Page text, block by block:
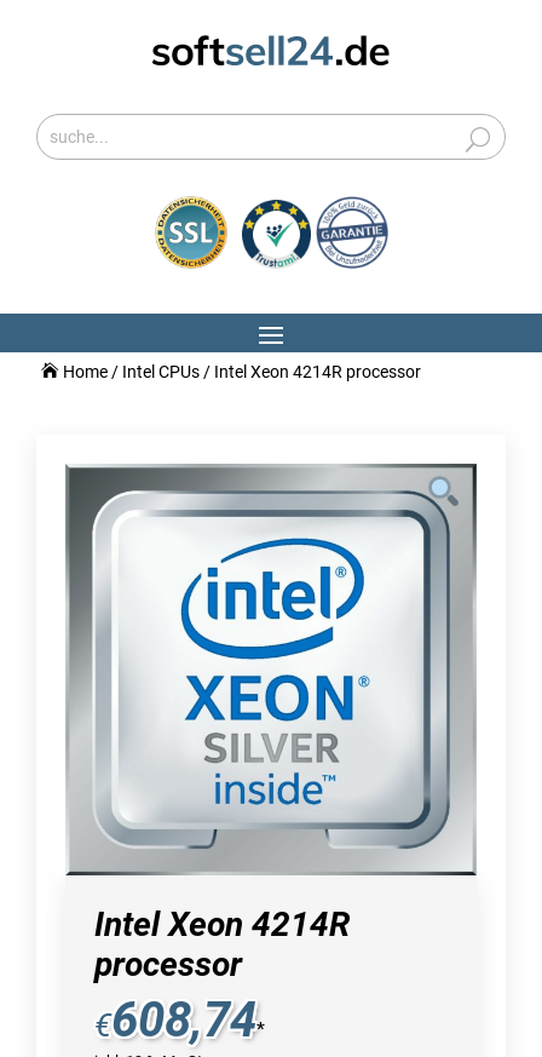
Home/ Intel CPUs/ Intel Xeon 4214R processor
Intel Xeon 4214R
processor
€608,74*